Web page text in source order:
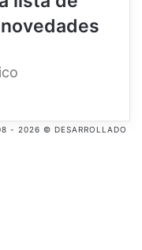
- 2026 © DESARROLLADO